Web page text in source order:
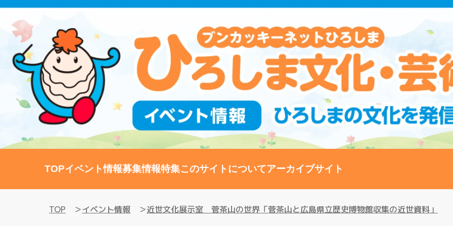
TOPイベント情報募集情報特集このサイトについてアーカイブサイト
TOP イベント情報 近世文化展示室 菅茶山の世界「菅茶山と広島県立歴史博物館収集の近世資料」